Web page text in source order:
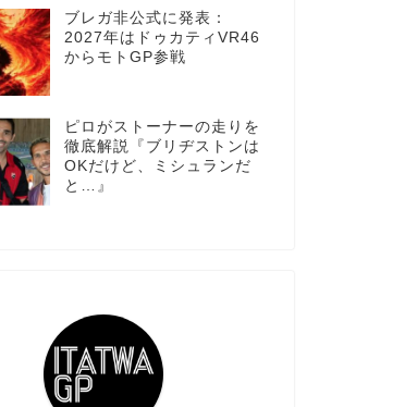
ブレガ非公式に発表：
2027年はドゥカティVR46
からモトGP参戦
ピロがストーナーの走りを
徹底解説『ブリヂストンは
OKだけど、ミシュランだ
と…』